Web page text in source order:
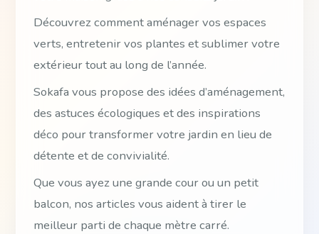
Découvrez comment aménager vos espaces
verts, entretenir vos plantes et sublimer votre
extérieur tout au long de l’année.
Sokafa vous propose des idées d’aménagement,
des astuces écologiques et des inspirations
déco pour transformer votre jardin en lieu de
détente et de convivialité.
Que vous ayez une grande cour ou un petit
balcon, nos articles vous aident à tirer le
meilleur parti de chaque mètre carré.